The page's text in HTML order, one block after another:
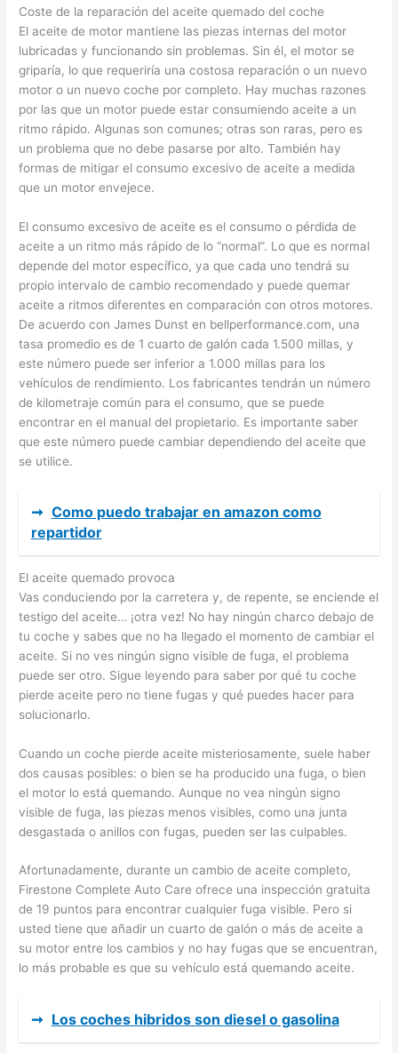
Coste de la reparación del aceite quemado del coche
El aceite de motor mantiene las piezas internas del motor
lubricadas y funcionando sin problemas. Sin él, el motor se
griparía, lo que requeriría una costosa reparación o un nuevo
motor o un nuevo coche por completo. Hay muchas razones
por las que un motor puede estar consumiendo aceite a un
ritmo rápido. Algunas son comunes; otras son raras, pero es
un problema que no debe pasarse por alto. También hay
formas de mitigar el consumo excesivo de aceite a medida
que un motor envejece.
El consumo excesivo de aceite es el consumo o pérdida de
aceite a un ritmo más rápido de lo “normal”. Lo que es normal
depende del motor específico, ya que cada uno tendrá su
propio intervalo de cambio recomendado y puede quemar
aceite a ritmos diferentes en comparación con otros motores.
De acuerdo con James Dunst en bellperformance.com, una
tasa promedio es de 1 cuarto de galón cada 1.500 millas, y
este número puede ser inferior a 1.000 millas para los
vehículos de rendimiento. Los fabricantes tendrán un número
de kilometraje común para el consumo, que se puede
encontrar en el manual del propietario. Es importante saber
que este número puede cambiar dependiendo del aceite que
se utilice.
➞ Como puedo trabajar en amazon como
repartidor
El aceite quemado provoca
Vas conduciendo por la carretera y, de repente, se enciende el
testigo del aceite… ¡otra vez! No hay ningún charco debajo de
tu coche y sabes que no ha llegado el momento de cambiar el
aceite. Si no ves ningún signo visible de fuga, el problema
puede ser otro. Sigue leyendo para saber por qué tu coche
pierde aceite pero no tiene fugas y qué puedes hacer para
solucionarlo.
Cuando un coche pierde aceite misteriosamente, suele haber
dos causas posibles: o bien se ha producido una fuga, o bien
el motor lo está quemando. Aunque no vea ningún signo
visible de fuga, las piezas menos visibles, como una junta
desgastada o anillos con fugas, pueden ser las culpables.
Afortunadamente, durante un cambio de aceite completo,
Firestone Complete Auto Care ofrece una inspección gratuita
de 19 puntos para encontrar cualquier fuga visible. Pero si
usted tiene que añadir un cuarto de galón o más de aceite a
su motor entre los cambios y no hay fugas que se encuentran,
lo más probable es que su vehículo está quemando aceite.
➞ Los coches hibridos son diesel o gasolina